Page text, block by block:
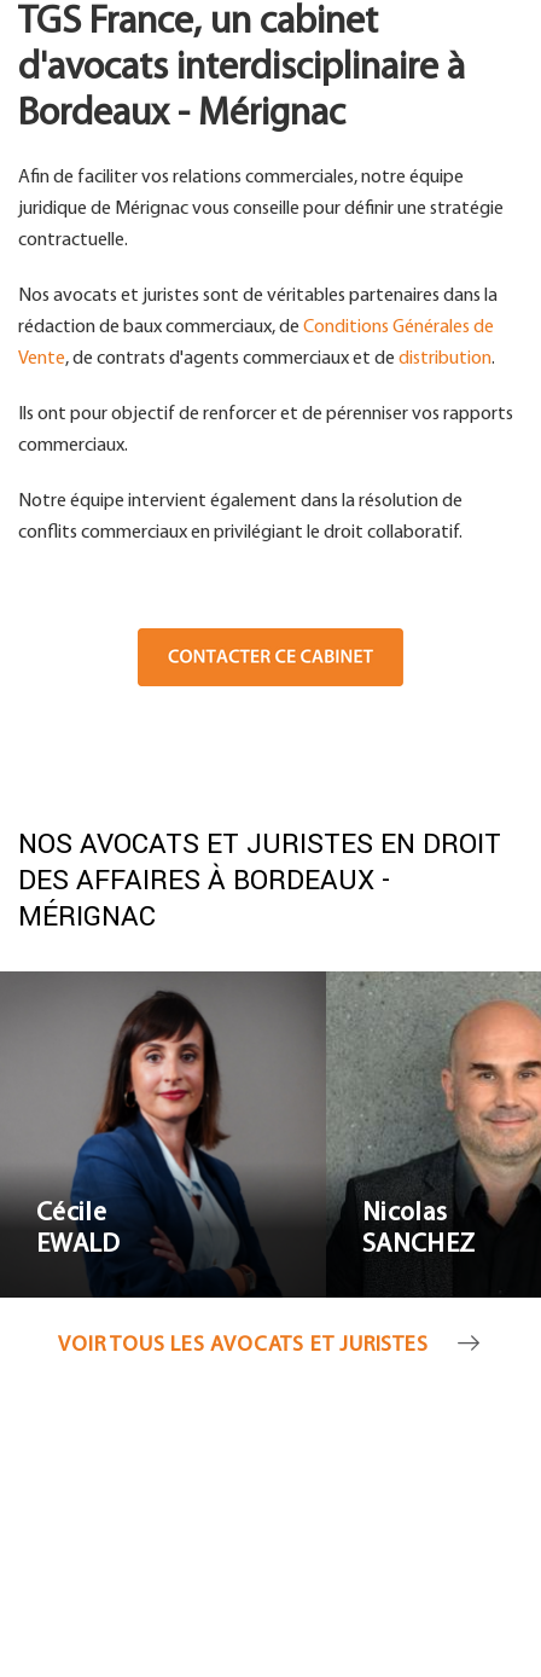
TGS France, un cabinet
d'avocats interdisciplinaire à
Bordeaux - Mérignac
Afin de faciliter vos relations commerciales, notre équipe
juridique de Mérignac vous conseille pour définir une stratégie
contractuelle.
Nos avocats et juristes sont de véritables partenaires dans la
rédaction de baux commerciaux, de Conditions Générales de
Vente, de contrats d'agents commerciaux et de distribution.
Ils ont pour objectif de renforcer et de pérenniser vos rapports
commerciaux.
Notre équipe intervient également dans la résolution de
conflits commerciaux en privilégiant le droit collaboratif.
NOS AVOCATS ET JURISTES EN DROIT
DES AFFAIRES À BORDEAUX -
MÉRIGNAC
Cécile
EWALD
Cécile EWALD
Nicolas
SANCHEZ
Nicolas
VOIR TOUS LES AVOCATS ET JURISTES